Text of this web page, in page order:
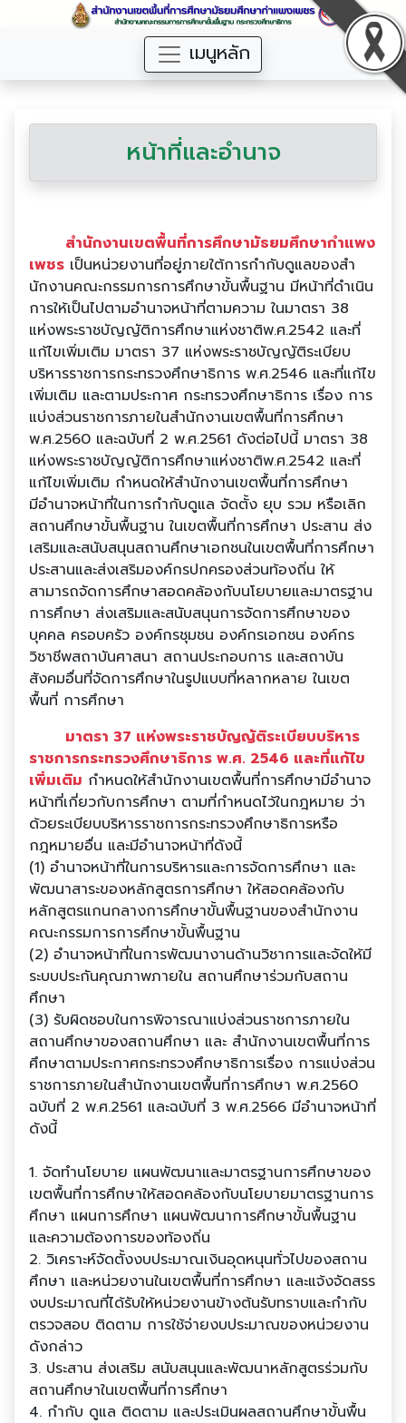
เมนูหลัก
หน้าที่และอำนาจ
สํานักงานเขตพื้นที่การศึกษามัธยมศึกษากําแพง
เพชร เป็นหน่วยงานที่อยู่ภายใต้การกํากับดูแลของสํา
นักงานคณะกรรมการการศึกษาขั้นพื้นฐาน มีหน้าที่ดําเนิน
การให้เป็นไปตามอํานาจหน้าที่ตามความ ในมาตรา 38
แห่งพระราชบัญญัติการศึกษาแห่งชาติพ.ศ.2542 และที่
แก้ไขเพิ่มเติม มาตรา 37 แห่งพระราชบัญญัติระเบียบ
บริหารราชการกระทรวงศึกษาธิการ พ.ศ.2546 และที่แก้ไข
เพิ่มเติม และตามประกาศ กระทรวงศึกษาธิการ เรื่อง การ
แบ่งส่วนราชการภายในสํานักงานเขตพื้นที่การศึกษา
พ.ศ.2560 และฉบับที่ 2 พ.ศ.2561 ดังต่อไปนี้ มาตรา 38
แห่งพระราชบัญญัติการศึกษาแห่งชาติพ.ศ.2542 และที่
แก้ไขเพิ่มเติม กําหนดให้สํานักงานเขตพื้นที่การศึกษา
มีอํานาจหน้าที่ในการกํากับดูแล จัดตั้ง ยุบ รวม หรือเลิก
สถานศึกษาขั้นพื้นฐาน ในเขตพื้นที่การศึกษา ประสาน ส่ง
เสริมและสนับสนุนสถานศึกษาเอกชนในเขตพื้นที่การศึกษา
ประสานและส่งเสริมองค์กรปกครองส่วนท้องถิ่น ให้
สามารถจัดการศึกษาสอดคล้องกับนโยบายและมาตรฐาน
การศึกษา ส่งเสริมและสนับสนุนการจัดการศึกษาของ
บุคคล ครอบครัว องค์กรชุมชน องค์กรเอกชน องค์กร
วิชาชีพสถาบันศาสนา สถานประกอบการ และสถาบัน
สังคมอื่นที่จัดการศึกษาในรูปแบบที่หลากหลาย ในเขต
พื้นที่ การศึกษา
มาตรา 37 แห่งพระราชบัญญัติระเบียบบริหาร
ราชการกระทรวงศึกษาธิการ พ.ศ. 2546 และที่แก้ไข
เพิ่มเติม กําหนดให้สํานักงานเขตพื้นที่การศึกษามีอํานาจ
หน้าที่เกี่ยวกับการศึกษา ตามที่กําหนดไว้ในกฎหมาย ว่า
ด้วยระเบียบบริหารราชการกระทรวงศึกษาธิการหรือ
กฎหมายอื่น และมีอํานาจหน้าที่ดังนี้
(1) อํานาจหน้าที่ในการบริหารและการจัดการศึกษา และ
พัฒนาสาระของหลักสูตรการศึกษา ให้สอดคล้องกับ
หลักสูตรแกนกลางการศึกษาขั้นพื้นฐานของสํานักงาน
คณะกรรมการการศึกษาขั้นพื้นฐาน
(2) อํานาจหน้าที่ในการพัฒนางานด้านวิชาการและจัดให้มี
ระบบประกันคุณภาพภายใน สถานศึกษาร่วมกับสถาน
ศึกษา
(3) รับผิดชอบในการพิจารณาแบ่งส่วนราชการภายใน
สถานศึกษาของสถานศึกษา และ สํานักงานเขตพื้นที่การ
ศึกษาตามประกาศกระทรวงศึกษาธิการเรื่อง การแบ่งส่วน
ราชการภายในสํานักงานเขตพื้นที่การศึกษา พ.ศ.2560
ฉบับที่ 2 พ.ศ.2561 และฉบับที่ 3 พ.ศ.2566 มีอํานาจหน้าที่
ดังนี้
1. จัดทํานโยบาย แผนพัฒนาและมาตรฐานการศึกษาของ
เขตพื้นที่การศึกษาให้สอดคล้องกับนโยบายมาตรฐานการ
ศึกษา แผนการศึกษา แผนพัฒนาการศึกษาขั้นพื้นฐาน
และความต้องการของท้องถิ่น
2. วิเคราะห์จัดตั้งงบประมาณเงินอุดหนุนทั่วไปของสถาน
ศึกษา และหน่วยงานในเขตพื้นที่การศึกษา และแจ้งจัดสรร
งบประมาณที่ได้รับให้หน่วยงานข้างต้นรับทราบและกํากับ
ตรวจสอบ ติดตาม การใช้จ่ายงบประมาณของหน่วยงาน
ดังกล่าว
3. ประสาน ส่งเสริม สนับสนุนและพัฒนาหลักสูตรร่วมกับ
สถานศึกษาในเขตพื้นที่การศึกษา
4. กํากับ ดูแล ติดตาม และประเมินผลสถานศึกษาขั้นพื้น